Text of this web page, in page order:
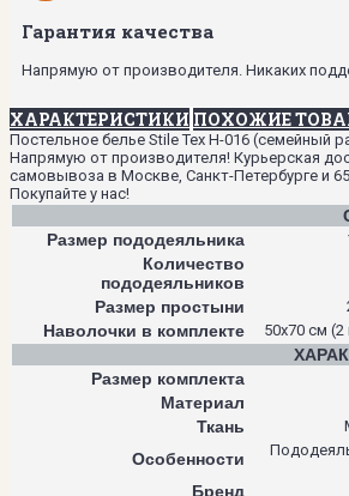
Гарантия качества
Напрямую от производителя. Никаких
ХАРАКТЕРИСТИКИ ПОХОЖИЕ
Постельное белье Stile Tex H-016 (семейный
Напрямую от производителя! Курьерская
самовывоза в Москве, Санкт-Петербурге и
Покупайте у нас!
Размер пододеяльника
Количество
пододеяльников
Размер простыни
Наволочки в комплекте 50х70 см
Размер комплекта
Материал
Ткань
Особенности
Бренд